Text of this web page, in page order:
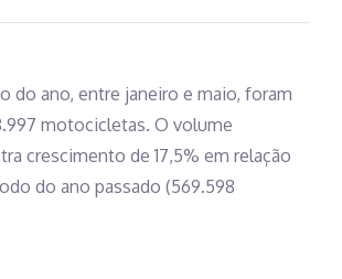
do ano, entre janeiro e maio, foram
motocicletas. O volume
crescimento de 17,5% em relação
do ano passado (569.598